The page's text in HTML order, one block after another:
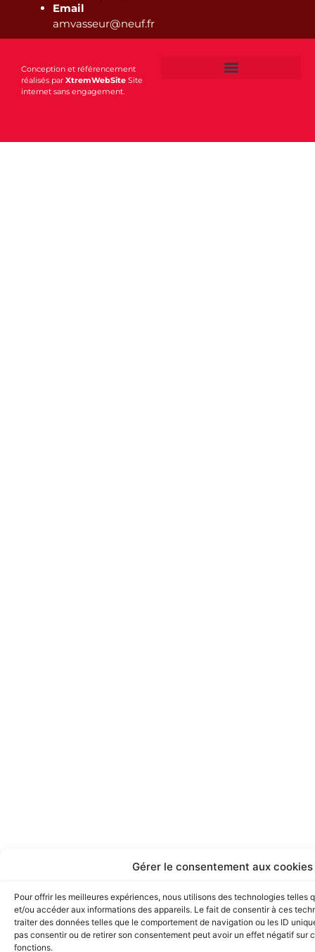
Gérer le consentement aux cookies
Pour offrir les meilleures expériences, nous utilisons des technologies telles
et/ou accéder aux informations des appareils. Le fait de consentir à ces
traiter des données telles que le comportement de navigation ou les ID
pas consentir ou de retirer son consentement peut avoir un effet négatif sur
fonctions.
Email
amvasseur@neuf.fr
Conception et référencement
réalisés par XtremWebSite Site
internet sans engagement.